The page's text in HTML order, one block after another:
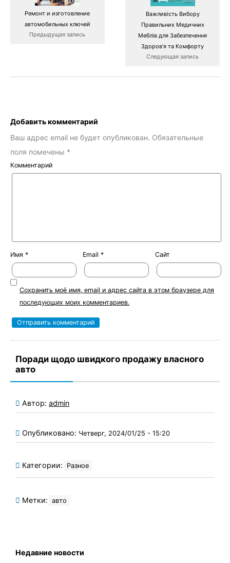
Ремонт и изготовление
автомобильных ключей
Предыдущая запись
Важливість Вибору
Правильних Медичних
Меблів для Забезпечення
Здоров’я та Комфорту
Следующая запись
Добавить комментарий
Ваш адрес email не будет опубликован. Обязательные
поля помечены *
Комментарий
Имя * Email * Сайт
Сохранить моё имя, email и адрес сайта в этом браузере для
последующих моих комментариев.
Поради щодо швидкого продажу власного
авто
Автор: admin
Опубликовано: Четверг, 2024/01/25 - 15:20
Категории: Разное
Метки: авто
Недавние новости